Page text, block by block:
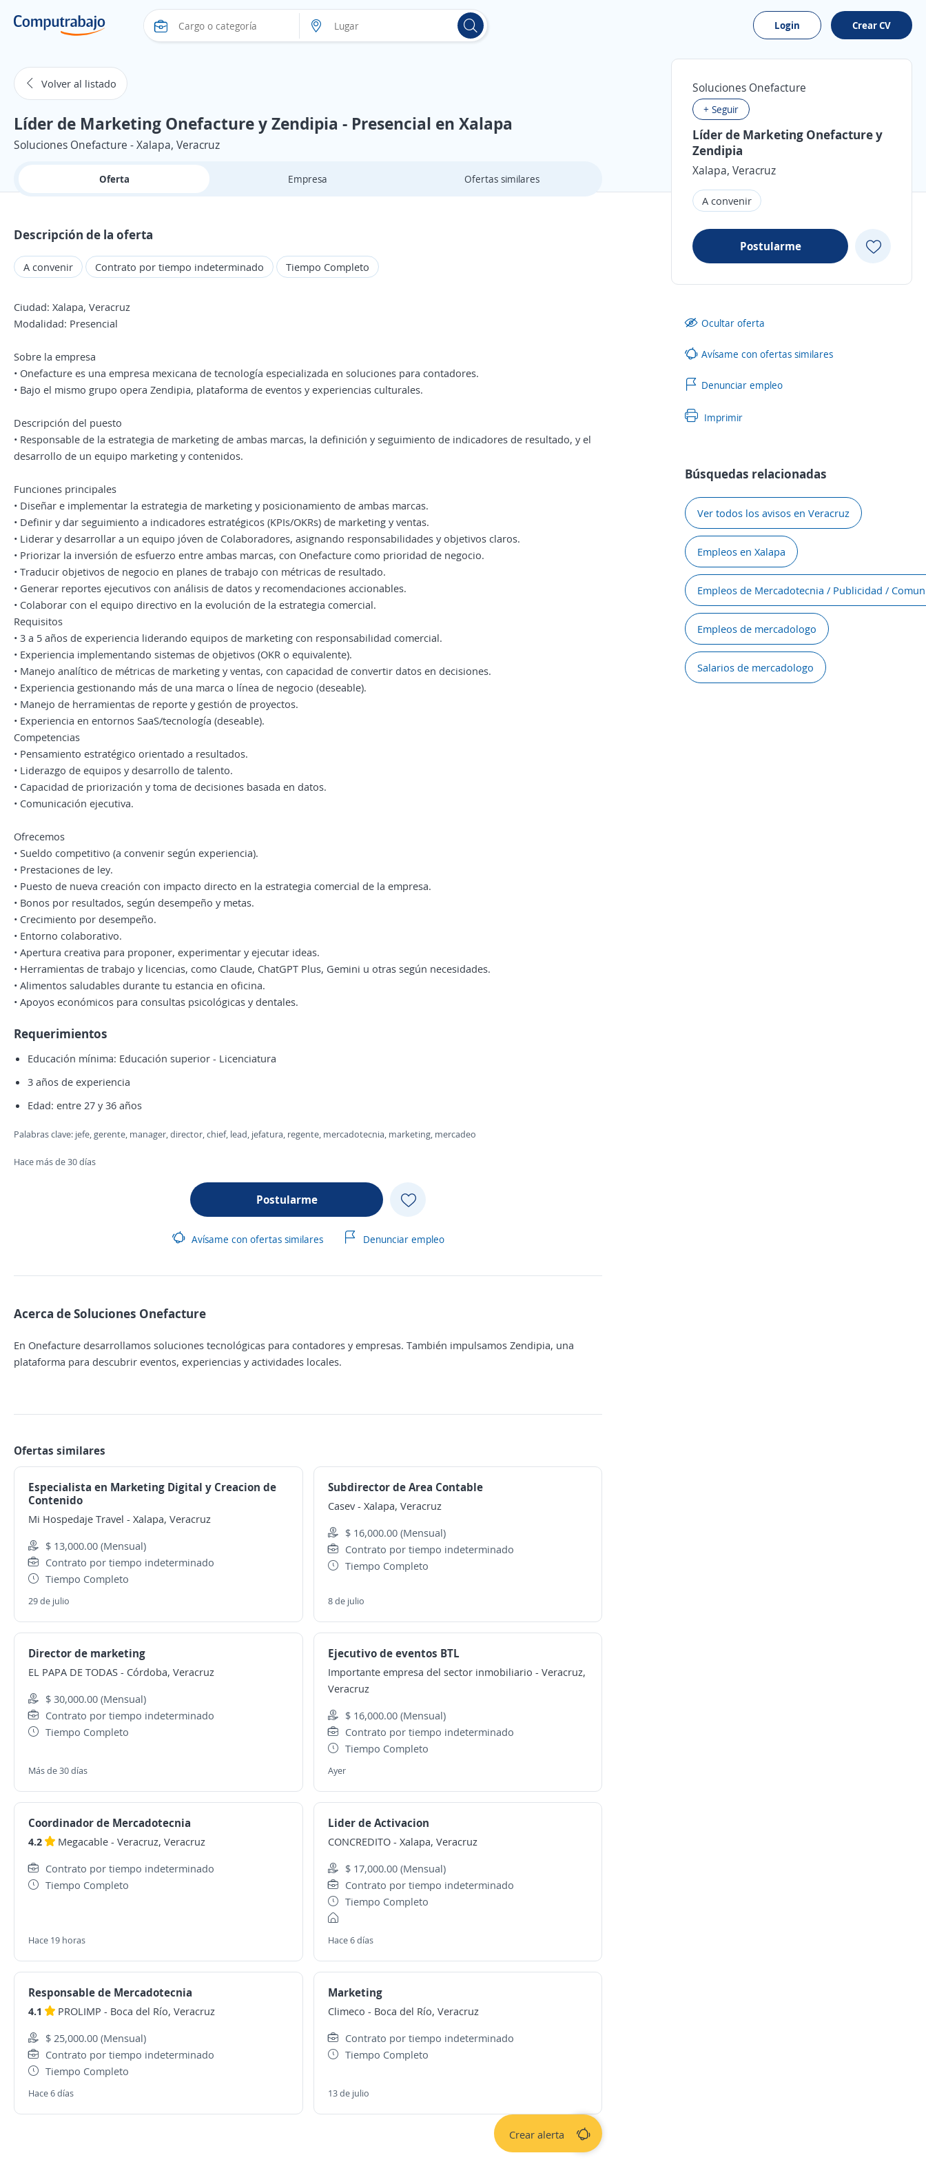
Login Crear CV
Volver al listado
Líder de Marketing Onefacture y Zendipia - Presencial en Xalapa
Soluciones Onefacture - Xalapa, Veracruz
Oferta Empresa Ofertas similares
Descripción de la oferta
A convenir Contrato por tiempo indeterminado Tiempo Completo
Ciudad: Xalapa, Veracruz
Modalidad: Presencial
Sobre la empresa
• Onefacture es una empresa mexicana de tecnología especializada en soluciones para contadores.
• Bajo el mismo grupo opera Zendipia, plataforma de eventos y experiencias culturales.
Descripción del puesto
• Responsable de la estrategia de marketing de ambas marcas, la definición y seguimiento de indicadores de resultado, y el
desarrollo de un equipo marketing y contenidos.
Funciones principales
• Diseñar e implementar la estrategia de marketing y posicionamiento de ambas marcas.
• Definir y dar seguimiento a indicadores estratégicos (KPIs/OKRs) de marketing y ventas.
• Liderar y desarrollar a un equipo jóven de Colaboradores, asignando responsabilidades y objetivos claros.
• Priorizar la inversión de esfuerzo entre ambas marcas, con Onefacture como prioridad de negocio.
• Traducir objetivos de negocio en planes de trabajo con métricas de resultado.
• Generar reportes ejecutivos con análisis de datos y recomendaciones accionables.
• Colaborar con el equipo directivo en la evolución de la estrategia comercial.
Requisitos
• 3 a 5 años de experiencia liderando equipos de marketing con responsabilidad comercial.
• Experiencia implementando sistemas de objetivos (OKR o equivalente).
• Manejo analítico de métricas de marketing y ventas, con capacidad de convertir datos en decisiones.
• Experiencia gestionando más de una marca o línea de negocio (deseable).
• Manejo de herramientas de reporte y gestión de proyectos.
• Experiencia en entornos SaaS/tecnología (deseable).
Competencias
• Pensamiento estratégico orientado a resultados.
• Liderazgo de equipos y desarrollo de talento.
• Capacidad de priorización y toma de decisiones basada en datos.
• Comunicación ejecutiva.
Ofrecemos
• Sueldo competitivo (a convenir según experiencia).
• Prestaciones de ley.
• Puesto de nueva creación con impacto directo en la estrategia comercial de la empresa.
• Bonos por resultados, según desempeño y metas.
• Crecimiento por desempeño.
• Entorno colaborativo.
• Apertura creativa para proponer, experimentar y ejecutar ideas.
• Herramientas de trabajo y licencias, como Claude, ChatGPT Plus, Gemini u otras según necesidades.
• Alimentos saludables durante tu estancia en oficina.
• Apoyos económicos para consultas psicológicas y dentales.
Requerimientos
Educación mínima: Educación superior - Licenciatura
3 años de experiencia
Edad: entre 27 y 36 años
Palabras clave: jefe, gerente, manager, director, chief, lead, jefatura, regente, mercadotecnia, marketing, mercadeo
Hace más de 30 días
Postularme
Avísame con ofertas similares Denunciar empleo
Acerca de Soluciones Onefacture
En Onefacture desarrollamos soluciones tecnológicas para contadores y empresas. También impulsamos Zendipia, una
plataforma para descubrir eventos, experiencias y actividades locales.
Ofertas similares
Especialista en Marketing Digital y Creacion de
Contenido
Mi Hospedaje Travel - Xalapa, Veracruz
$ 13,000.00 (Mensual)
Contrato por tiempo indeterminado
Tiempo Completo
29 de julio
Subdirector de Area Contable
Casev - Xalapa, Veracruz
$ 16,000.00 (Mensual)
Contrato por tiempo indeterminado
Tiempo Completo
8 de julio
Director de marketing
EL PAPA DE TODAS - Córdoba, Veracruz
$ 30,000.00 (Mensual)
Contrato por tiempo indeterminado
Tiempo Completo
Más de 30 días
Ejecutivo de eventos BTL
Importante empresa del sector inmobiliario - Veracruz,
Veracruz
$ 16,000.00 (Mensual)
Contrato por tiempo indeterminado
Tiempo Completo
Ayer
Coordinador de Mercadotecnia
4.2 Megacable - Veracruz, Veracruz
Contrato por tiempo indeterminado
Tiempo Completo
Hace 19 horas
Lider de Activacion
CONCREDITO - Xalapa, Veracruz
$ 17,000.00 (Mensual)
Contrato por tiempo indeterminado
Tiempo Completo
Hace 6 días
Responsable de Mercadotecnia
4.1 PROLIMP - Boca del Río, Veracruz
$ 25,000.00 (Mensual)
Contrato por tiempo indeterminado
Tiempo Completo
Hace 6 días
Marketing
Climeco - Boca del Río, Veracruz
Contrato por tiempo indeterminado
Tiempo Completo
13 de julio
Crear alerta
Soluciones Onefacture
+ Seguir
Líder de Marketing Onefacture y
Zendipia
Xalapa, Veracruz
A convenir
Postularme
Ocultar oferta
Avísame con ofertas similares
Denunciar empleo
Imprimir
Búsquedas relacionadas
Ver todos los avisos en Veracruz
Empleos en Xalapa
Empleos de Mercadotecnia / Publicidad /
Empleos de mercadologo
Salarios de mercadologo